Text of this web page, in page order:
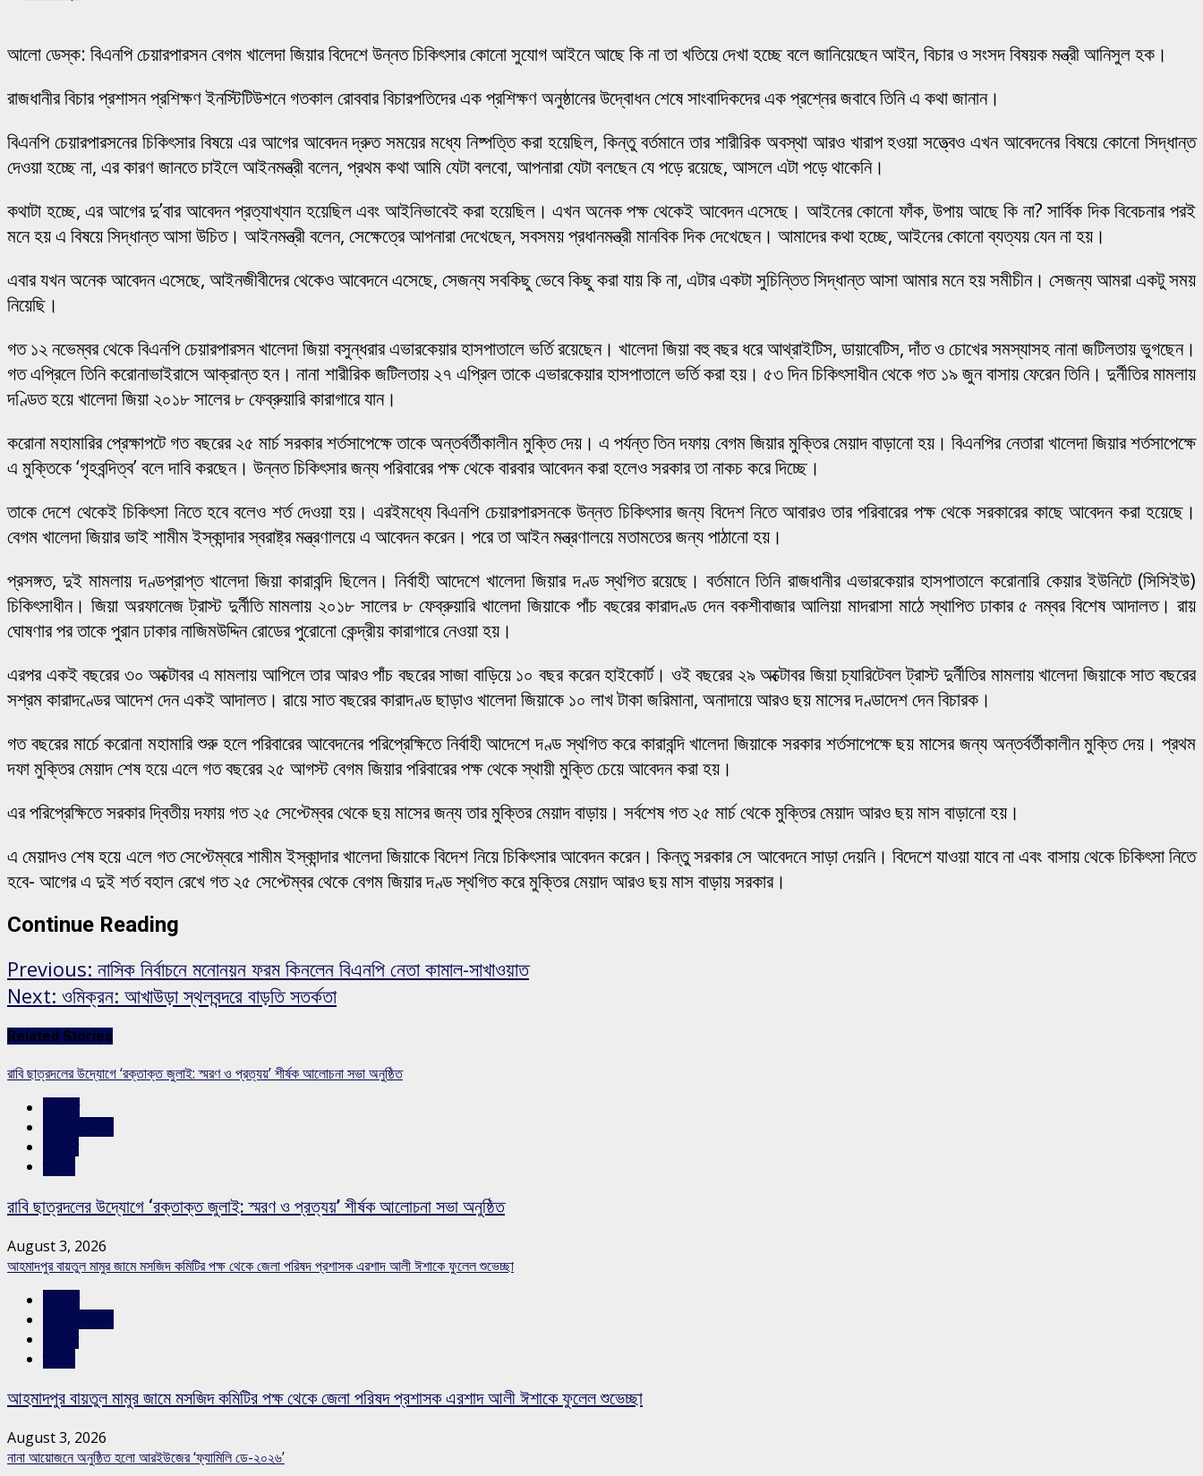
আলো ডেস্ক: বিএনপি চেয়ারপারসন বেগম খালেদা জিয়ার বিদেশে উন্নত চিকিৎসার কোনো সুযোগ আইনে আছে কি না তা খতিয়ে দেখা হচ্ছে বলে জানিয়েছেন আইন, বিচার ও সংসদ বিষয়ক মন্ত্রী আনিসুল হক।
রাজধানীর বিচার প্রশাসন প্রশিক্ষণ ইনস্টিটিউশনে গতকাল রোববার বিচারপতিদের এক প্রশিক্ষণ অনুষ্ঠানের উদ্বোধন শেষে সাংবাদিকদের এক প্রশ্নের জবাবে তিনি এ কথা জানান।
বিএনপি চেয়ারপারসনের চিকিৎসার বিষয়ে এর আগের আবেদন দ্রুত সময়ের মধ্যে নিষ্পত্তি করা হয়েছিল, কিন্তু বর্তমানে তার শারীরিক অবস্থা আরও খারাপ হওয়া সত্ত্বেও এখন আবেদনের বিষয়ে কোনো সিদ্ধান্ত
দেওয়া হচ্ছে না, এর কারণ জানতে চাইলে আইনমন্ত্রী বলেন, প্রথম কথা আমি যেটা বলবো, আপনারা যেটা বলছেন যে পড়ে রয়েছে, আসলে এটা পড়ে থাকেনি।
কথাটা হচ্ছে, এর আগের দু’বার আবেদন প্রত্যাখ্যান হয়েছিল এবং আইনিভাবেই করা হয়েছিল। এখন অনেক পক্ষ থেকেই আবেদন এসেছে। আইনের কোনো ফাঁক, উপায় আছে কি না? সার্বিক দিক বিবেচনার পরই
মনে হয় এ বিষয়ে সিদ্ধান্ত আসা উচিত। আইনমন্ত্রী বলেন, সেক্ষেত্রে আপনারা দেখেছেন, সবসময় প্রধানমন্ত্রী মানবিক দিক দেখেছেন। আমাদের কথা হচ্ছে, আইনের কোনো ব্যত্যয় যেন না হয়।
এবার যখন অনেক আবেদন এসেছে, আইনজীবীদের থেকেও আবেদনে এসেছে, সেজন্য সবকিছু ভেবে কিছু করা যায় কি না, এটার একটা সুচিন্তিত সিদ্ধান্ত আসা আমার মনে হয় সমীচীন। সেজন্য আমরা একটু সময়
নিয়েছি।
গত ১২ নভেম্বর থেকে বিএনপি চেয়ারপারসন খালেদা জিয়া বসুন্ধরার এভারকেয়ার হাসপাতালে ভর্তি রয়েছেন। খালেদা জিয়া বহু বছর ধরে আথ্রাইটিস, ডায়াবেটিস, দাঁত ও চোখের সমস্যাসহ নানা জটিলতায় ভুগছেন।
গত এপ্রিলে তিনি করোনাভাইরাসে আক্রান্ত হন। নানা শারীরিক জটিলতায় ২৭ এপ্রিল তাকে এভারকেয়ার হাসপাতালে ভর্তি করা হয়। ৫৩ দিন চিকিৎসাধীন থেকে গত ১৯ জুন বাসায় ফেরেন তিনি। দুর্নীতির মামলায়
দণ্ডিত হয়ে খালেদা জিয়া ২০১৮ সালের ৮ ফেব্রুয়ারি কারাগারে যান।
করোনা মহামারির প্রেক্ষাপটে গত বছরের ২৫ মার্চ সরকার শর্তসাপেক্ষে তাকে অন্তর্বর্তীকালীন মুক্তি দেয়। এ পর্যন্ত তিন দফায় বেগম জিয়ার মুক্তির মেয়াদ বাড়ানো হয়। বিএনপির নেতারা খালেদা জিয়ার শর্তসাপেক্ষে
এ মুক্তিকে ‘গৃহবন্দিত্ব’ বলে দাবি করছেন। উন্নত চিকিৎসার জন্য পরিবারের পক্ষ থেকে বারবার আবেদন করা হলেও সরকার তা নাকচ করে দিচ্ছে।
তাকে দেশে থেকেই চিকিৎসা নিতে হবে বলেও শর্ত দেওয়া হয়। এরইমধ্যে বিএনপি চেয়ারপারসনকে উন্নত চিকিৎসার জন্য বিদেশ নিতে আবারও তার পরিবারের পক্ষ থেকে সরকারের কাছে আবেদন করা হয়েছে।
বেগম খালেদা জিয়ার ভাই শামীম ইস্কান্দার স্বরাষ্ট্র মন্ত্রণালয়ে এ আবেদন করেন। পরে তা আইন মন্ত্রণালয়ে মতামতের জন্য পাঠানো হয়।
প্রসঙ্গত, দুই মামলায় দণ্ডপ্রাপ্ত খালেদা জিয়া কারাবন্দি ছিলেন। নির্বাহী আদেশে খালেদা জিয়ার দণ্ড স্থগিত রয়েছে। বর্তমানে তিনি রাজধানীর এভারকেয়ার হাসপাতালে করোনারি কেয়ার ইউনিটে (সিসিইউ)
চিকিৎসাধীন। জিয়া অরফানেজ ট্রাস্ট দুর্নীতি মামলায় ২০১৮ সালের ৮ ফেব্রুয়ারি খালেদা জিয়াকে পাঁচ বছরের কারাদণ্ড দেন বকশীবাজার আলিয়া মাদরাসা মাঠে স্থাপিত ঢাকার ৫ নম্বর বিশেষ আদালত। রায়
ঘোষণার পর তাকে পুরান ঢাকার নাজিমউদ্দিন রোডের পুরোনো কেন্দ্রীয় কারাগারে নেওয়া হয়।
এরপর একই বছরের ৩০ অক্টোবর এ মামলায় আপিলে তার আরও পাঁচ বছরের সাজা বাড়িয়ে ১০ বছর করেন হাইকোর্ট। ওই বছরের ২৯ অক্টোবর জিয়া চ্যারিটেবল ট্রাস্ট দুর্নীতির মামলায় খালেদা জিয়াকে সাত বছরের
সশ্রম কারাদণ্ডের আদেশ দেন একই আদালত। রায়ে সাত বছরের কারাদণ্ড ছাড়াও খালেদা জিয়াকে ১০ লাখ টাকা জরিমানা, অনাদায়ে আরও ছয় মাসের দণ্ডাদেশ দেন বিচারক।
গত বছরের মার্চে করোনা মহামারি শুরু হলে পরিবারের আবেদনের পরিপ্রেক্ষিতে নির্বাহী আদেশে দণ্ড স্থগিত করে কারাবন্দি খালেদা জিয়াকে সরকার শর্তসাপেক্ষে ছয় মাসের জন্য অন্তর্বর্তীকালীন মুক্তি দেয়। প্রথম
দফা মুক্তির মেয়াদ শেষ হয়ে এলে গত বছরের ২৫ আগস্ট বেগম জিয়ার পরিবারের পক্ষ থেকে স্থায়ী মুক্তি চেয়ে আবেদন করা হয়।
এর পরিপ্রেক্ষিতে সরকার দ্বিতীয় দফায় গত ২৫ সেপ্টেম্বর থেকে ছয় মাসের জন্য তার মুক্তির মেয়াদ বাড়ায়। সর্বশেষ গত ২৫ মার্চ থেকে মুক্তির মেয়াদ আরও ছয় মাস বাড়ানো হয়।
এ মেয়াদও শেষ হয়ে এলে গত সেপ্টেম্বরে শামীম ইস্কান্দার খালেদা জিয়াকে বিদেশ নিয়ে চিকিৎসার আবেদন করেন। কিন্তু সরকার সে আবেদনে সাড়া দেয়নি। বিদেশে যাওয়া যাবে না এবং বাসায় থেকে চিকিৎসা নিতে
হবে- আগের এ দুই শর্ত বহাল রেখে গত ২৫ সেপ্টেম্বর থেকে বেগম জিয়ার দণ্ড স্থগিত করে মুক্তির মেয়াদ আরও ছয় মাস বাড়ায় সরকার।
Continue Reading
Previous: নাসিক নির্বাচনে মনোনয়ন ফরম কিনলেন বিএনপি নেতা কামাল-সাখাওয়াত
Next: ওমিক্রন: আখাউড়া স্থলবন্দরে বাড়তি সতর্কতা
Related Stories
রাবি ছাত্রদলের উদ্যোগে ‘রক্তাক্ত জুলাই: স্মরণ ও প্রত্যয়’ শীর্ষক আলোচনা সভা অনুষ্ঠিত
রাবি ছাত্রদলের উদ্যোগে ‘রক্তাক্ত জুলাই: স্মরণ ও প্রত্যয়’ শীর্ষক আলোচনা সভা অনুষ্ঠিত
August 3, 2026
আহমাদপুর বায়তুল মামুর জামে মসজিদ কমিটির পক্ষ থেকে জেলা পরিষদ প্রশাসক এরশাদ আলী ঈশাকে ফুলেল শুভেচ্ছা
আহমাদপুর বায়তুল মামুর জামে মসজিদ কমিটির পক্ষ থেকে জেলা পরিষদ প্রশাসক এরশাদ আলী ঈশাকে ফুলেল শুভেচ্ছা
August 3, 2026
নানা আয়োজনে অনুষ্ঠিত হলো আরইউজের ‘ফ্যামিলি ডে-২০২৬’